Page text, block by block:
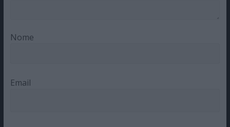
Nome
Email